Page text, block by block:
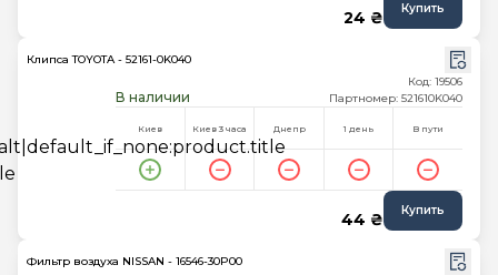
24 ₴ Купить
Клипса TOYOTA - 52161-0K040
В наличии
Код: 19506
Партномер: 521610K040
Киев Киев 3 часа Днепр 1 день В пути
44 ₴ Купить
Фильтр воздуха NISSAN - 16546-30P00